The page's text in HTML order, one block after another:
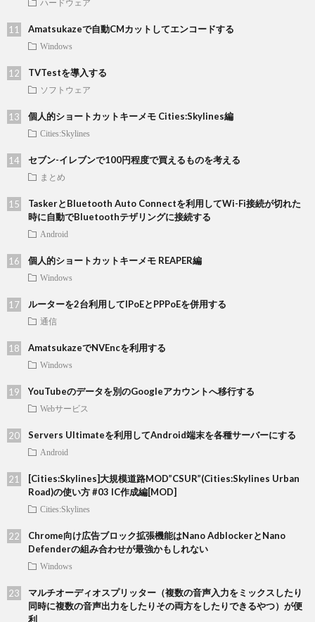
ハードウェア
Amatsukazeで自動CMカットしてエンコードする
Windows
TVTestを導入する
ソフトウェア
個人的ショートカットキーメモ Cities:Skylines編
Cities:Skylines
セブン-イレブンで100円程度で買えるものを考える
まとめ
TaskerとBluetooth Auto Connectを利用してWi-Fi接続が切れた
時に自動でBluetoothテザリングに接続する
Android
個人的ショートカットキーメモ REAPER編
Windows
ルーターを2台利用してIPoEとPPPoEを併用する
通信
AmatsukazeでNVEncを利用する
Windows
YouTubeのデータを別のGoogleアカウントへ移行する
Webサービス
Servers Ultimateを利用してAndroid端末を各種サーバーにする
Android
[Cities:Skylines]大規模道路MOD”CSUR”(Cities:Skylines Urban
Road)の使い方 #03 IC作成編[MOD]
Cities:Skylines
Chrome向け広告ブロック拡張機能はNano AdblockerとNano
Defenderの組み合わせが最強かもしれない
Windows
マルチオーディオスプリッター（複数の音声入力をミックスしたり
同時に複数の音声出力をしたりその両方をしたりできるやつ）が便
利